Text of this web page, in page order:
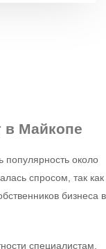
в Майкопе
популярность около
спросом, так как
бизнеса в
специалистам,